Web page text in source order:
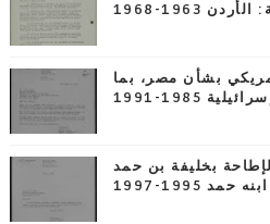
1963-1968
بشأن مصر، بما
1985-1991
بخليفة بن حمد
1995-1997